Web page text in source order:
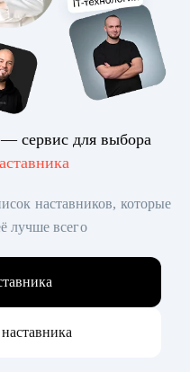
сервис для выбора
наставников, которые
лучше всего